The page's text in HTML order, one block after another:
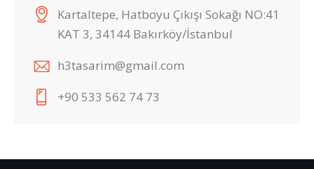
Kartaltepe, Hatboyu Çıkışı Sokağı NO:41
KAT 3, 34144 Bakırköy/İstanbul
h3tasarim@gmail.com
+90 533 562 74 73